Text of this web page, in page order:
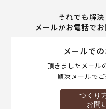
それでも解決
メールかお電話でお
メールで
頂きましたメール
順次メールでご
つくり
お問